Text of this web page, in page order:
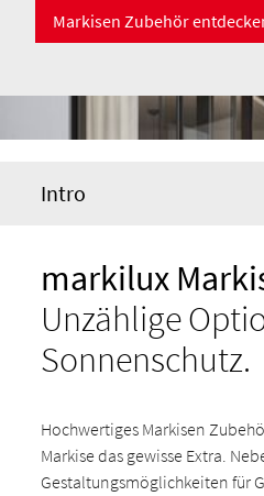
Markisen Zubehör
Intro
markilux
Unzählige
Sonnenschutz.
Hochwertiges Markisen
Markise das gewisse Extra.
Gestaltungsmöglichkeiten für